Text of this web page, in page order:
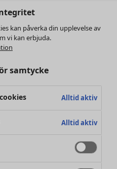
kan påverka din upplevelse av
vi kan erbjuda.
samtycke
Alltid aktiv
Alltid aktiv